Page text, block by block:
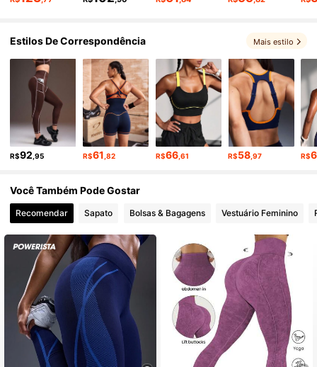
358K Seguidores
4,89 358K Seguidores
4,89 358K Seguidores
4,89 358K Seguidores
Estilos De Correspondência Mais estilo
R$92 ,95 R$61 ,82 R$66,61 R$58 ,97 R$
Você Também Pode Gostar
Recomendar Sapato Bolsas & Bagagens Vestuário Feminino